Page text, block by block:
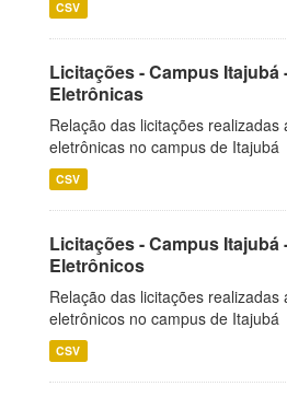
CSV
Licitações - Campus Itajubá
Eletrônicas
Relação das licitações
eletrônicas no campus de Itajubá
CSV
Licitações - Campus Itajubá
Eletrônicos
Relação das licitações
eletrônicos no campus de Itajubá
CSV